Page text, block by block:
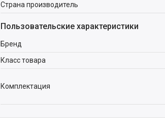
Страна производитель
Пользовательские характеристики
Бренд
Класс товара
Комплектация